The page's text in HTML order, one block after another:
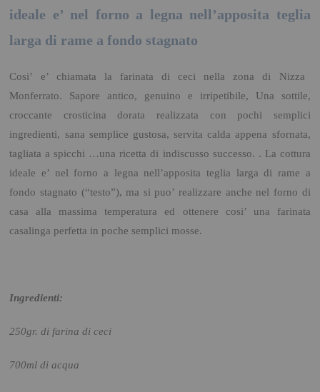
ideale e’ nel forno a legna nell’apposita teglia
larga di rame a fondo stagnato
Cosi’ e’ chiamata la farinata di ceci nella zona di Nizza
Monferrato. Sapore antico, genuino e irripetibile, Una sottile,
croccante crosticina dorata realizzata con pochi semplici
ingredienti, sana semplice gustosa, servita calda appena sfornata,
tagliata a spicchi …una ricetta di indiscusso successo. . La cottura
ideale e’ nel forno a legna nell’apposita teglia larga di rame a
fondo stagnato (“testo”), ma si puo’ realizzare anche nel forno di
casa alla massima temperatura ed ottenere cosi’ una farinata
casalinga perfetta in poche semplici mosse.
Ingredienti:
250gr. di farina di ceci
700ml di acqua